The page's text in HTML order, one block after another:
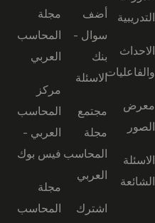
التدريبية
الاحداث
والفاعليات
معرض
الصور
الاسئلة
الشائعة
أضف
سوال -
بنك
الاسئلة
مجتمع
مجلة
المحاسب
العربي
اشترك
مجلة
المحاسب
العربي
مركز
المحاسب
العربي -
فيس بوك
مجلة
المحاسب